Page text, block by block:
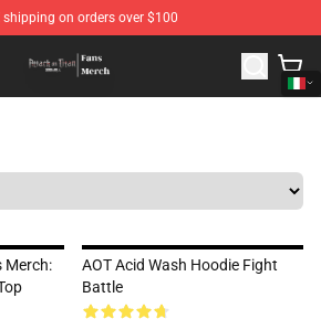
shipping on orders over $100
Store - Official Attack On Titan
Merch:
AOT Acid Wash Hoodie Fight
Battle